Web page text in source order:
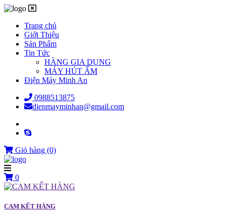
Trang chủ
Giới Thiệu
Sản Phẩm
Tin Tức
HÀNG GIA DỤNG
MÁY HÚT ẨM
Điện Máy Minh An
0988513875
dienmayminhan@gmail.com
Giỏ hàng (0)
0
CAM KẾT HÀNG